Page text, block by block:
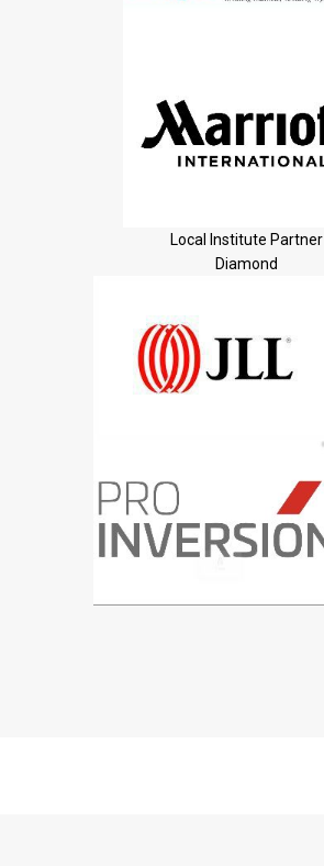
Local Institute Partner
Diamond